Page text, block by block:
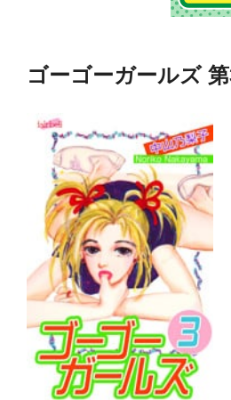
ゴーゴーガールズ